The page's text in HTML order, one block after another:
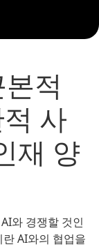
적
사
재 양
와 경쟁할 것인
AI와의 협업을